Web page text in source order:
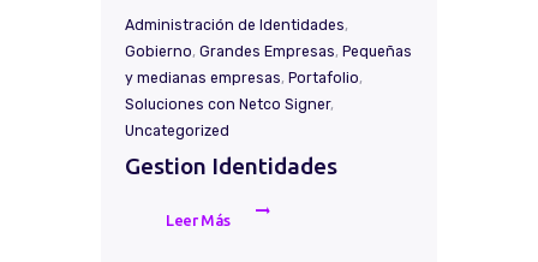
Administración de Identidades,
Gobierno, Grandes Empresas, Pequeñas
y medianas empresas, Portafolio,
Soluciones con Netco Signer,
Uncategorized
Gestion Identidades
Leer Más